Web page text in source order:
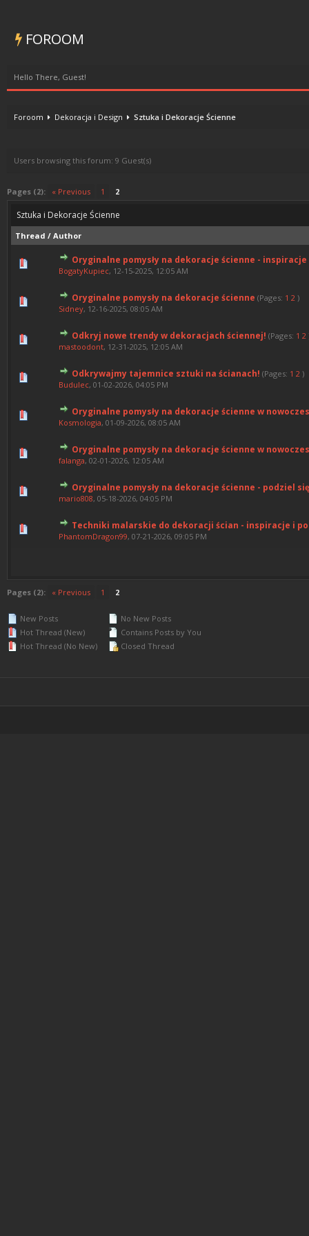
FOROOM
Hello There, Guest!
Foroom Dekoracja i Design Sztuka i Dekoracje Ścienne
Users browsing this forum: 9 Guest(s)
Pages (2): « Previous 1 2
Sztuka i Dekoracje Ścienne
Thread / Author
Oryginalne pomysły na dekoracje ścienne -
BogatyKupiec, 12-15-2025, 12:05 AM
0 Vote(s) - 0 out of 5 in
12345
Oryginalne pomysły na dekoracje ścienne (Pages: 1 2 )
Sidney, 12-16-2025, 08:05 AM
0 Vote(s) - 0 out of 5 in
123 4 5
Odkryj nowe trendy w dekoracjach ściennej! (Pages: 1 2
mastoodont, 12-31-2025, 12:05 AM
0 Vote(s) - 0 out of 5 in
12345
Odkrywajmy tajemnice sztuki na ścianach! (Pages: 1 2 )
Budulec, 01-02-2026, 04:05 PM
0 Vote(s) - 0 out of 5 in
1234 5
Oryginalne pomysły na dekoracje ścienne w
Kosmologia, 01-09-2026, 08:05 AM
0 Vote(s) - 0 out of 5 in
12345
Oryginalne pomysły na dekoracje ścienne w
falanga, 02-01-2026, 12:05 AM
0 Vote(s) - 0 out of 5 in
12345
Oryginalne pomysły na dekoracje ścienne - podziel
mario808, 05-18-2026, 04:05 PM
0 Vote(s) - 0 out of 5 in
12345
Techniki malarskie do dekoracji ścian - inspiracje i
PhantomDragon99, 07-21-2026, 09:05 PM
0 Vote(s) - 0 out of 5 in
1234 5
Pages (2): « Previous 1 2
New Posts
Hot Thread (New)
Hot Thread (No New)
No New Posts
Contains Posts by You
Closed Thread